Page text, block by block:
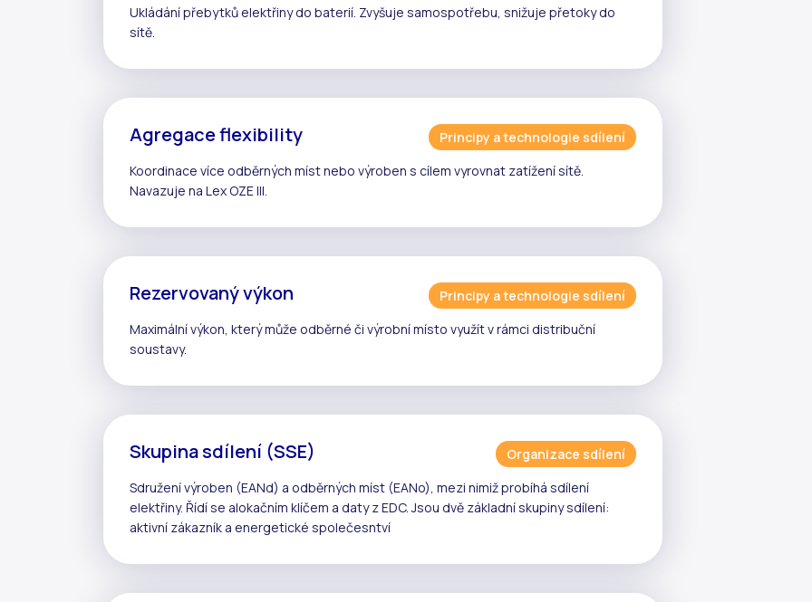
Ukládání přebytků elektřiny do baterií. Zvyšuje samospotřebu, snižuje přetokydo
sítě.
Agregace flexibility
Principy a technologie sdílení
Koordinace více odběrných míst nebo výroben s cílem vyrovnat zatížení sítě.
Navazuje na Lex OZE III.
Rezervovaný výkon
Principy a technologie sdílení
Maximální výkon, který může odběrné či výrobní místo využít v rámci distribuční
soustavy.
Skupina sdílení (SSE)
Organizace sdílení
Sdružení výroben (EANd) a odběrných míst (EANo), mezi nimiž probíhá sdílení
elektřiny. Řídí se alokačním klíčem a daty zEDC. Jsou dvě základní skupiny sdílení:
aktivní zákazník a energetické společesntví